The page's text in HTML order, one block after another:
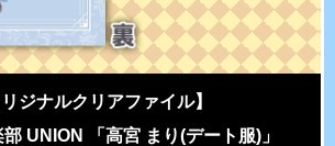
リジナルクリアファイル】
UNION 「高宮 まり(デート服)」